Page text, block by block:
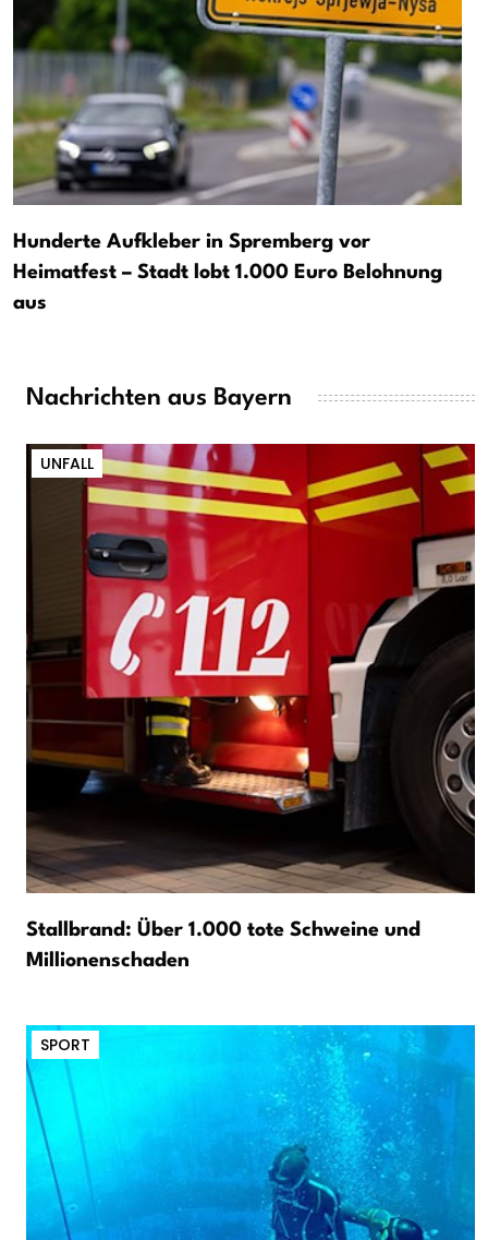
Hunderte Aufkleber in Spremberg vor
Heimatfest – Stadt lobt 1.000 Euro Belohnung
aus
Nachrichten aus Bayern
UNFALL
Stallbrand: Über 1.000 tote Schweine und
Millionenschaden
SPORT